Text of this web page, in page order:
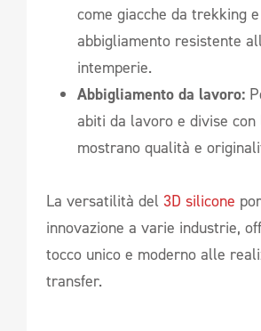
come giacche da trekking e
abbigliamento resistente
intemperie.
Abbigliamento da lavoro:
abiti da lavoro e divise con
mostrano qualità e
La versatilità del 3D silicone
innovazione a varie industrie,
tocco unico e moderno alle
transfer.